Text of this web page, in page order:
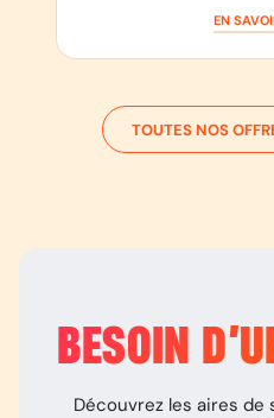
EN
TOUTES NOS
BESOIN D’
Découvrez les aires